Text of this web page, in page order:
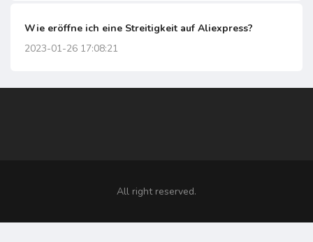
Wie eröffne ich eine Streitigkeit auf Aliexpress?
2023-01-26 17:08:21
All right reserved.